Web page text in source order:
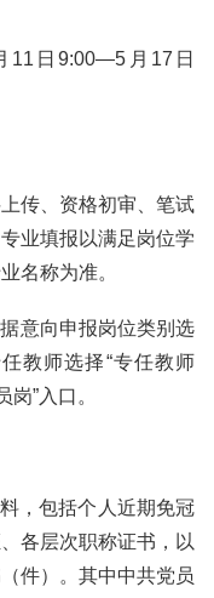
11日9:00—5月17日
传、资格初审、笔试
业填报以满足岗位学
名称为准。
意向申报岗位类别选
教师选择“专任教师
”入口。
，包括个人近期免冠
各层次职称证书，以
件）。其中中共党员